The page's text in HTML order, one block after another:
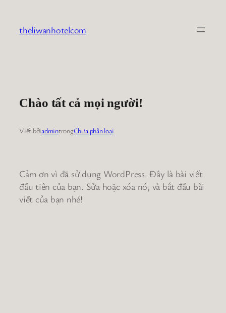
phầntheliwanhotelcom
Chào tất cả mọi người!
Viết bởiadmintrongChưa phân loại
Cảm ơn vì đã sử dụng WordPress. Đây là bài viết
đầu tiên của bạn. Sửa hoặc xóa nó, và bắt đầu bài
viết của bạn nhé!